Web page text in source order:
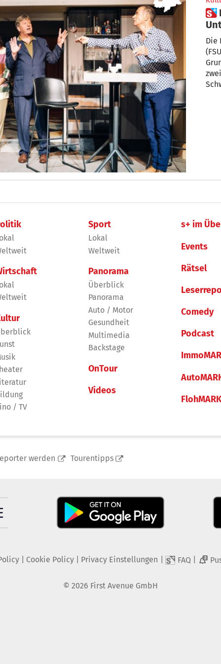
 Freilichtspiele Südtiroler
Die
/ TV
Sport
Lokal
Weltweit
Panorama
Überblick
Panorama
Auto / Motor
Gesundheit
Multimedia
Backstage
OnTour
Videos
s+ im
Events
Rätsel
Comedy
Podcast
werden Tourentipps
| Cookie Policy| Privacy Einstellungen FAQ 2
© 2026 First Avenue GmbH